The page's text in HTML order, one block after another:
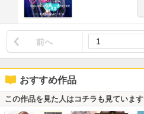
前へ
おすすめ作品
この作品を見た人はコチラも見ています